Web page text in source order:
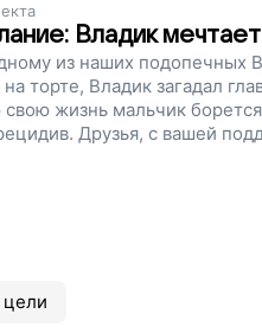
мальчику
Владик
из наших подопечных
торте, Владик загадал
жизнь мальчик
Друзья, с вашей
цели